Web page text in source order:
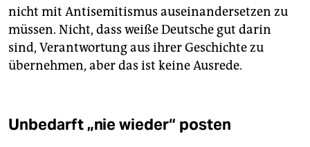
nicht mit Antisemitismus ausein­andersetzen zu
müssen. Nicht, dass weiße Deutsche gut darin
sind, Verantwortung aus ihrer Geschichte zu
übernehmen, aber das ist keine Ausrede.
Unbedarft „nie wieder“ posten